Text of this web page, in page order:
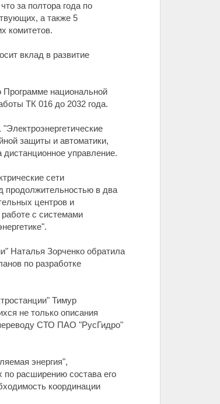
за полтора года по
а также 5
комитетов.
вклад в развитие
Программе национальной
ТК 016 до 2032 года.
защиты и автоматики,
управление.
сети
продолжительностью в два
центров и
с системами
Наталья Зорченко обратила
по разработке
Тимур
не только описания
СТО ПАО "РусГидро"
энергия",
расширению состава его
координации